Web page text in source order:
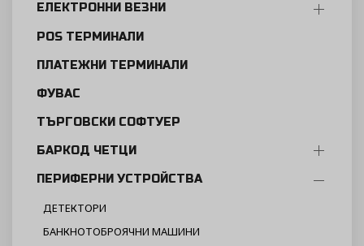
ЕЛЕКТРОННИ ВЕЗНИ
POS ТЕРМИНАЛИ
ПЛАТЕЖНИ ТЕРМИНАЛИ
ФУВАС
ТЪРГОВСКИ СОФТУЕР
БАРКОД ЧЕТЦИ
ПЕРИФЕРНИ УСТРОЙСТВА
ДЕТЕКТОРИ
БАНКНОТОБРОЯЧНИ МАШИНИ